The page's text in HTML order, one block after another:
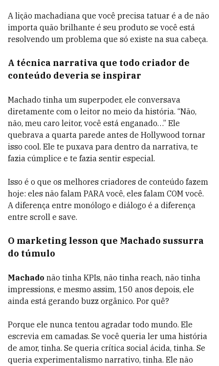
A lição machadiana que você precisa tatuar é a de não
importa quão brilhante é seu produto se você está
resolvendo um problema que só existe na sua cabeça.
A técnica narrativa que todo criador de
conteúdo deveria se inspirar
Machado tinha um superpoder, ele conversava
diretamente com o leitor no meio da história. “Não,
não, meu caro leitor, você está enganado…” Ele
quebrava a quarta parede antes de Hollywood tornar
isso cool. Ele te puxava para dentro da narrativa, te
fazia cúmplice e te fazia sentir especial.
Isso é o que os melhores criadores de conteúdo fazem
hoje: eles não falam PARA você, eles falam COM você.
A diferença entre monólogo e diálogo é a diferença
entre scroll e save.
O marketing lesson que Machado sussurra
do túmulo
Machado não tinha KPIs, não tinha reach, não tinha
impressions, e mesmo assim, 150 anos depois, ele
ainda está gerando buzz orgânico. Por quê?
Porque ele nunca tentou agradar todo mundo. Ele
escrevia em camadas. Se você queria ler uma história
de amor, tinha. Se queria crítica social ácida, tinha. Se
queria experimentalismo narrativo, tinha. Ele não